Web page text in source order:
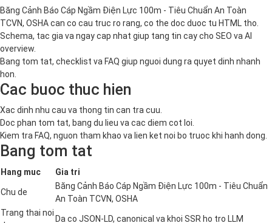
Băng Cảnh Báo Cáp Ngầm Điện Lực 100m - Tiêu Chuẩn An Toàn
TCVN, OSHA can co cau truc ro rang, co the doc duoc tu HTML tho.
Schema, tac gia va ngay cap nhat giup tang tin cay cho SEO va AI
overview.
Bang tom tat, checklist va FAQ giup nguoi dung ra quyet dinh nhanh
hon.
Cac buoc thuc hien
Xac dinh nhu cau va thong tin can tra cuu.
Doc phan tom tat, bang du lieu va cac diem cot loi.
Kiem tra FAQ, nguon tham khao va lien ket noi bo truoc khi hanh dong.
Bang tom tat
Hang muc Gia tri
Chu de
Băng Cảnh Báo Cáp Ngầm Điện Lực 100m - Tiêu Chuẩn
An Toàn TCVN, OSHA
Trang thai noi
Da co JSON-LD, canonical va khoi SSR ho tro LLM